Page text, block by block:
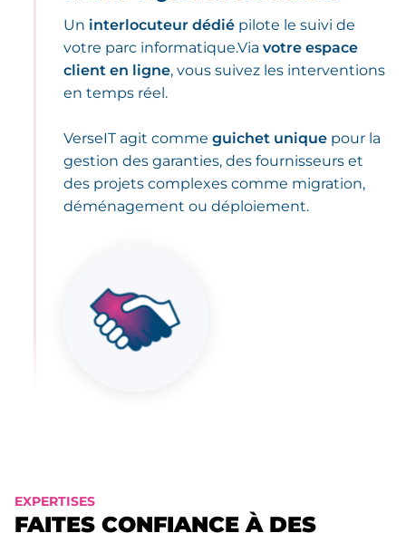
Un interlocuteur dédié pilote le suivi de
votre parc informatique.Viavotre espace
client en ligne, vous suivez les interventions
en temps réel.
VerseIT agit commeguichet unique pour la
gestion des garanties, des fournisseurs et
des projets complexes comme migration,
déménagement ou déploiement.
EXPERTISES
FAITES CONFIANCE À DES